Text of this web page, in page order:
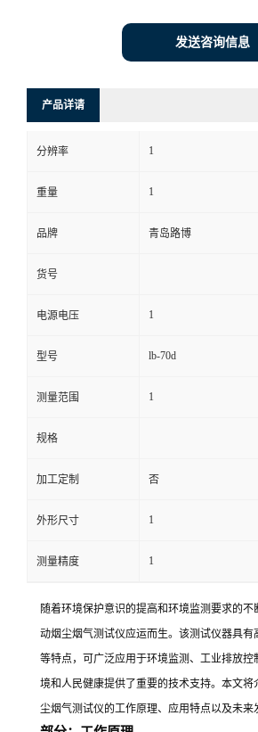
系
方
式
在
线
发送咨询信息
产品详请
分辨率 1
重量 1
品牌 青岛路博
货号
电源电压 1
型号 lb-70d
测量范围 1
规格
加工定制 否
外形尺寸 1
测量精度 1
随着环境保护意识的提高和环境监测要求的不
动烟尘烟气测试仪应运而生。该测试仪器具
等特点，可广泛应用于环境监测、工业排放
境和人民健康提供了重要的技术支持。本文将
尘烟气测试仪的工作原理、应用特点以及未来